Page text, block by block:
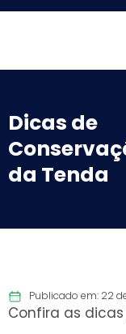
Dicas de
da Tenda
Publicado em: 22
Confira as